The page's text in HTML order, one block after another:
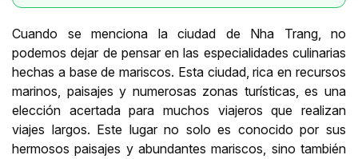
Cuando se menciona la ciudad de Nha Trang, no
podemos dejar de pensar en las especialidades culinarias
hechas a base de mariscos. Esta ciudad, rica en recursos
marinos, paisajes y numerosas zonas turísticas, es una
elección acertada para muchos viajeros que realizan
viajes largos. Este lugar no solo es conocido por sus
hermosos paisajes y abundantes mariscos, sino también